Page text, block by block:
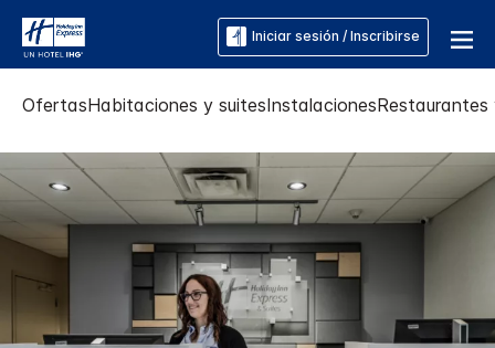
Iniciar sesión / Inscribirse
OfertasHabitaciones y suitesInstalacionesRestaurantes